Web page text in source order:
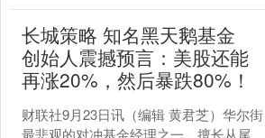
长城策略 知名黑天鹅基金
创始人震撼预言：美股还能
再涨20%，然后暴跌80%！
财联社9月23日讯（编辑 黄君芝）华尔街
最悲观的对冲基金经理之一、擅长从尾